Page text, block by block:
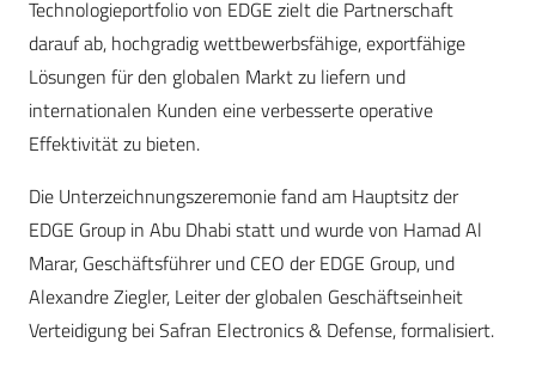
Technologieportfolio von EDGE zielt die Partnerschaft
darauf ab, hochgradig wettbewerbsfähige, exportfähige
Lösungen für den globalen Markt zu liefern und
internationalen Kunden eine verbesserte operative
Effektivität zu bieten.
Die Unterzeichnungszeremonie fand am Hauptsitz der
EDGE Group in Abu Dhabi statt und wurde von Hamad Al
Marar, Geschäftsführer und CEO der EDGE Group, und
Alexandre Ziegler, Leiter der globalen Geschäftseinheit
Verteidigung bei Safran Electronics & Defense, formalisiert.